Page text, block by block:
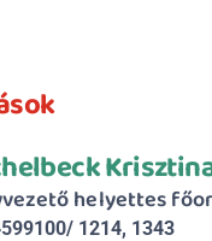
helyettes
1214, 1343